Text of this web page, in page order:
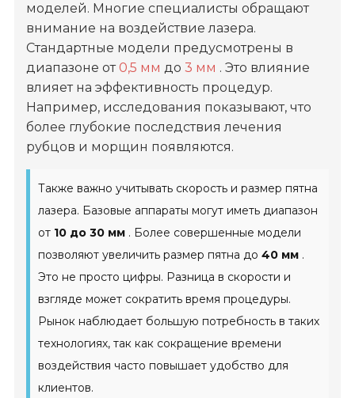
моделей. Многие специалисты обращают
внимание на воздействие лазера.
Стандартные модели предусмотрены в
диапазоне от 0,5 мм до3 мм . Это влияние
влияет на эффективность процедур.
Например, исследования показывают, что
более глубокие последствия лечения
рубцов и морщин появляются.
Также важно учитывать скорость и размер пятна
лазера. Базовые аппараты могут иметь диапазон
от 10 до 30 мм . Более совершенные модели
позволяют увеличить размер пятна до40 мм .
Это не просто цифры. Разница в скорости и
взгляде может сократить время процедуры.
Рынок наблюдает большую потребность в таких
технологиях, так как сокращение времени
воздействия часто повышает удобство для
клиентов.